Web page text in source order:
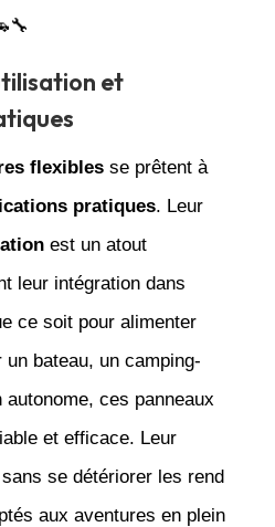
et
flexiblesse prêtent à
pratiques. Leur
est un atout
leur intégration dans
ce soit pour alimenter
bateau, un camping-
ces panneaux
et efficace. Leur
se détériorer les rend
aux aventures en plein